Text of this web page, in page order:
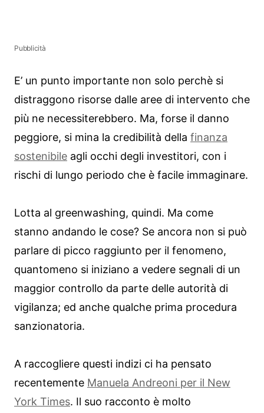
Pubblicità
E’ un punto importante non solo perchè si
distraggono risorse dalle aree di intervento che
più ne necessiterebbero. Ma, forse il danno
peggiore, si mina la credibilità della finanza
sostenibile agli occhi degli investitori, con i
rischi di lungo periodo che è facile immaginare.
Lotta al greenwashing, quindi. Ma come
stanno andando le cose? Se ancora non si può
parlare di picco raggiunto per il fenomeno,
quantomeno si iniziano a vedere segnali di un
maggior controllo da parte delle autorità di
vigilanza; ed anche qualche prima procedura
sanzionatoria.
A raccogliere questi indizi ci ha pensato
recentemente Manuela Andreoni per il New
York Times. Il suo racconto è molto